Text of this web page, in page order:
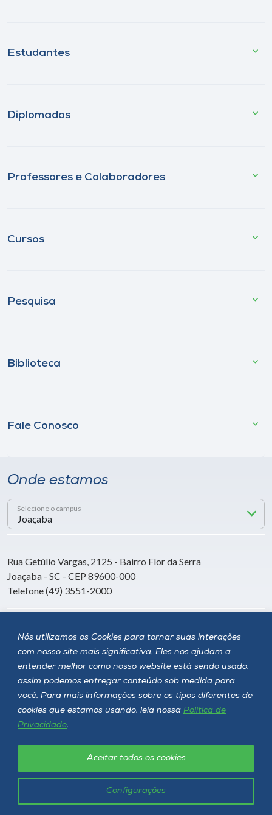
Nós utilizamos os Cookies para tornar suas interações
com nosso site mais significativa. Eles nos ajudam a
entender melhor como nosso website está sendo usado,
assim podemos entregar conteúdo sob medida para
você. Para mais informações sobre os tipos diferentes de
cookies que estamos usando, leia nossa Política de
Privacidade.
Configurações
Aceitar todos os cookies
Estudantes
Diplomados
Professores e Colaboradores
Cursos
Pesquisa
Biblioteca
Fale Conosco
Onde estamos
Selecione o campus
Rua Getúlio Vargas, 2125 - Bairro Flor da Serra
Joaçaba - SC - CEP 89600-000
Telefone (49) 3551-2000
Siga a Unoesc
Unoesc © 2026 - Todos os direitos reservados
Política de privacidade LGPD